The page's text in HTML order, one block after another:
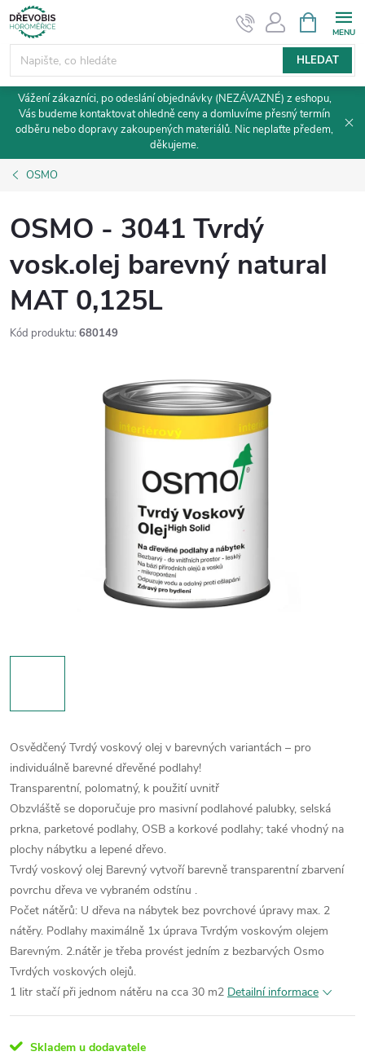
Přejít
na
obsah
HLEDAT
NÁKUPNÍ
KOŠÍK
Vážení zákazníci, po odeslání objednávky (NEZÁVAZNÉ) z eshopu,
Vás budeme kontaktovat ohledně ceny a domluvíme přesný termín
odběru nebo dopravy zakoupených materiálů. Nic neplaťte předem,
děkujeme.
OSMO
OSMO - 3041 Tvrdý
vosk.olej barevný natural
MAT 0,125L
Kód produktu: 680149
Osvědčený Tvrdý voskový olej v barevných variantách – pro
individuálně barevné dřevěné podlahy!
Transparentní, polomatný, k použití uvnitř
Obzvláště se doporučuje pro masivní podlahové palubky, selská
prkna, parketové podlahy, OSB a korkové podlahy; také vhodný na
plochy nábytku a lepené dřevo.
Tvrdý voskový olej Barevný vytvoří barevně transparentní zbarvení
povrchu dřeva ve vybraném odstínu .
Počet nátěrů: U dřeva na nábytek bez povrchové úpravy max. 2
nátěry. Podlahy maximálně 1x úprava Tvrdým voskovým olejem
Barevným. 2.nátěr je třeba provést jedním z bezbarvých Osmo
Tvrdých voskových olejů.
1 litr stačí při jednom nátěru na cca 30 m2 Detailní informace
Skladem u dodavatele